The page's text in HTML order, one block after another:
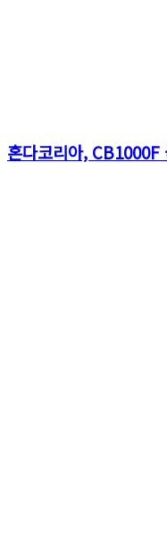
혼다코리아, CB1000F